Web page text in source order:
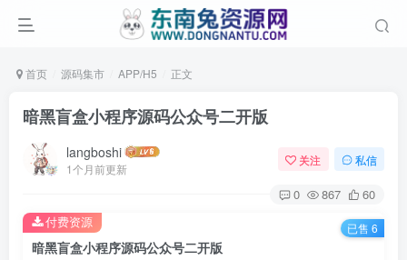
首页 源码集市 APP/H5 正文
暗黑盲盒小程序源码公众号二开版
langboshi
1个月前更新
关注 私信
0 867 60
暗黑盲盒小程序源码公众号二开版
付费资源 已售 6